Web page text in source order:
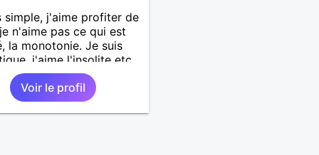
simple, j'aime profiter de
n'aime pas ce qui est
la monotonie. Je suis
j'aime l'insolite etc.
Voir le profil